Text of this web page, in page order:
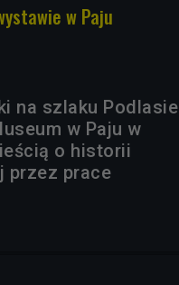
w Paju
na szlaku Podlasie
w Paju w
o historii
przez prace